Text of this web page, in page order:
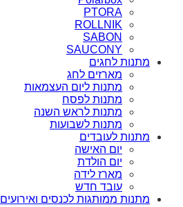
PTORA
ROLLNIK
SABON
SAUCONY
מתנות לחגים
מארזים לחג
מתנות ליום העצמאות
מתנות לפסח
מתנות לראש השנה
מתנות לשבועות
מתנות לעובדים
יום האישה
יום הולדת
מארז לידה
עובד חדש
מתנות ממותגות לכנסים ואירועים